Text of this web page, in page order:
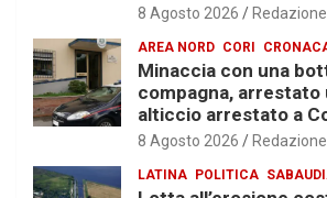
8 Agosto 2026 Redazione
AREA NORD CORI
Minaccia con una
compagna, arrestato
alticcio arrestato a
8 Agosto 2026 Redazione
LATINA POLITICA